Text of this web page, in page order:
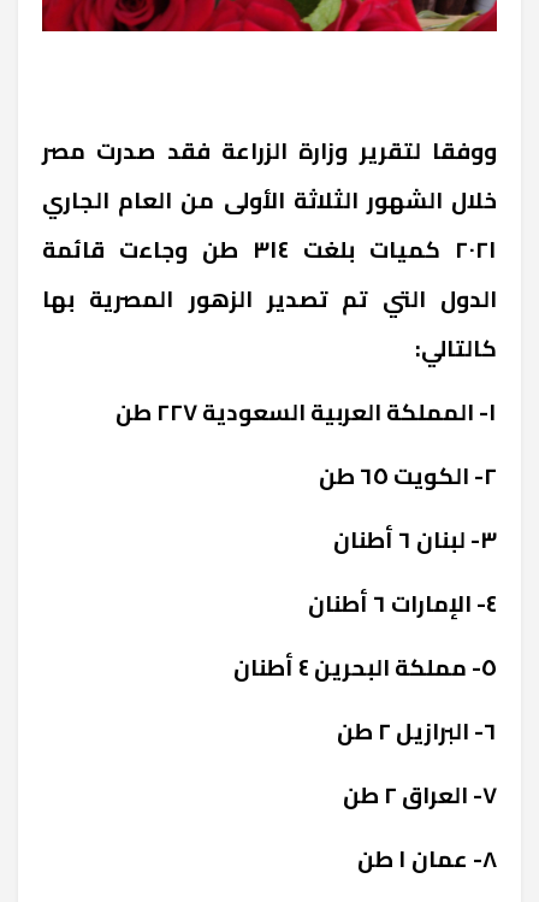
ووفقا لتقرير وزارة الزراعة فقد صدرت مصر
خلال الشهور الثلاثة الأولى من العام الجاري
٢٠٢١ كميات بلغت ٣١٤ طن وجاءت قائمة
الدول التي تم تصدير الزهور المصرية بها
كالتالي:
١- المملكة العربية السعودية ٢٢٧ طن
٢- الكويت ٦٥ طن
٣- لبنان ٦ أطنان
٤- الإمارات ٦ أطنان
٥- مملكة البحرين ٤ أطنان
٦- البرازيل ٢ طن
٧- العراق ٢ طن
٨- عمان ١ طن